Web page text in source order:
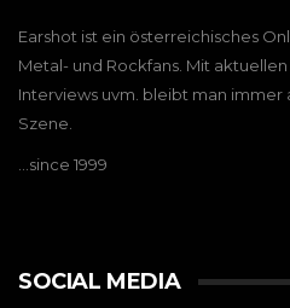
Earshot ist ein österreichisches
Metal- und Rockfans. Mit aktuellen
Interviews uvm. bleibt man
Szene.
…since 1999
SOCIAL MEDIA